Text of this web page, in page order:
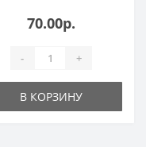
70.00р.
- +
В КОРЗИНУ